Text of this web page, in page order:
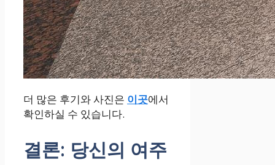
더 많은 후기와 사진은 이곳에서
확인하실 수 있습니다.
결론: 당신의 여주